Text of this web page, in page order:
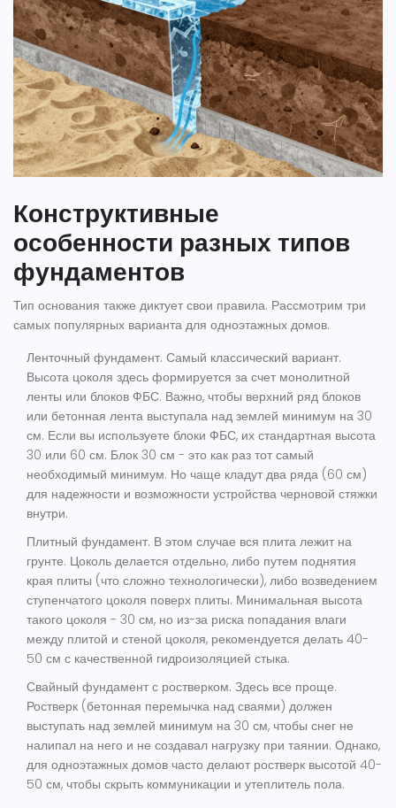
Конструктивные
особенности разных типов
фундаментов
Тип основания также диктует свои правила. Рассмотрим три
самых популярных варианта для одноэтажных домов.
Ленточный фундамент. Самый классический вариант.
Высота цоколя здесь формируется за счет монолитной
ленты или блоков ФБС. Важно, чтобы верхний ряд блоков
или бетонная лента выступала над землей минимум на 30
см. Если вы используете блоки ФБС, их стандартная высота
30 или 60 см. Блок 30 см - это как раз тот самый
необходимый минимум. Но чаще кладут два ряда (60 см)
для надежности и возможности устройства черновой стяжки
внутри.
Плитный фундамент. В этом случае вся плита лежит на
грунте. Цоколь делается отдельно, либо путем поднятия
края плиты (что сложно технологически), либо возведением
ступенчатого цоколя поверх плиты. Минимальная высота
такого цоколя - 30 см, но из-за риска попадания влаги
между плитой и стеной цоколя, рекомендуется делать 40-
50 см с качественной гидроизоляцией стыка.
Свайный фундамент с ростверком. Здесь все проще.
Ростверк (бетонная перемычка над сваями) должен
выступать над землей минимум на 30 см, чтобы снег не
налипал на него и не создавал нагрузку при таянии. Однако,
для одноэтажных домов часто делают ростверк высотой 40-
50 см, чтобы скрыть коммуникации и утеплитель пола.